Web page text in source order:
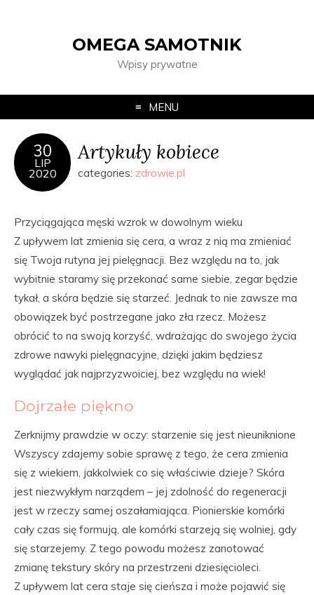
OMEGA SAMOTNIK
Wpisy prywatne
MENU
30
LIP
2020
Artykuły kobiece
categories: zdrowie.pl
Przyciągająca męski wzrok w dowolnym wieku
Z upływem lat zmienia się cera, a wraz z nią ma zmieniać
się Twoja rutyna jej pielęgnacji. Bez względu na to, jak
wybitnie staramy się przekonać same siebie, zegar będzie
tykał, a skóra będzie się starzeć. Jednak to nie zawsze ma
obowiązek być postrzegane jako zła rzecz. Możesz
obrócić to na swoją korzyść, wdrażając do swojego życia
zdrowe nawyki pielęgnacyjne, dzięki jakim będziesz
wyglądać jak najprzyzwoiciej, bez względu na wiek!
Dojrzałe piękno
Zerknijmy prawdzie w oczy: starzenie się jest nieuniknione
Wszyscy zdajemy sobie sprawę z tego, że cera zmienia
się z wiekiem, jakkolwiek co się właściwie dzieje? Skóra
jest niezwykłym narządem – jej zdolność do regeneracji
jest w rzeczy samej oszałamiająca. Pionierskie komórki
cały czas się formują, ale komórki starzeją się wolniej, gdy
się starzejemy. Z tego powodu możesz zanotować
zmianę tekstury skóry na przestrzeni dziesięcioleci.
Z upływem lat cera staje się cieńsza i może pojawić się